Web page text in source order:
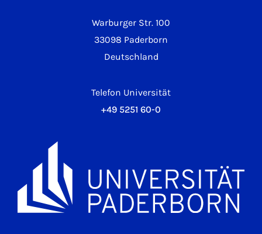
Warburger Str. 100
33098 Paderborn
Deutschland
Telefon Universität
+49 5251 60-0